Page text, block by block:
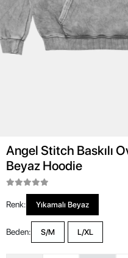
Angel Stitch Baskılı
Beyaz Hoodie
Renk: Yıkamalı Beyaz
Beden: S/M L/XL